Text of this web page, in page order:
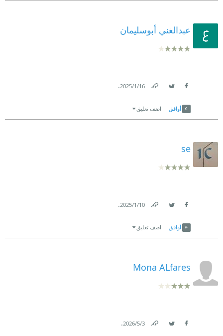
عبدالغني أبوسليمان
16‏/1‏/2025
.
أوافق اضف تعليق
se
10‏/1‏/2025
.
أوافق اضف تعليق
Mona ALfares
3‏/5‏/2026
.